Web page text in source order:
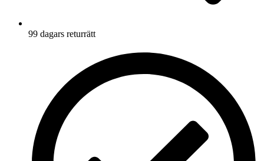
99 dagars returrätt